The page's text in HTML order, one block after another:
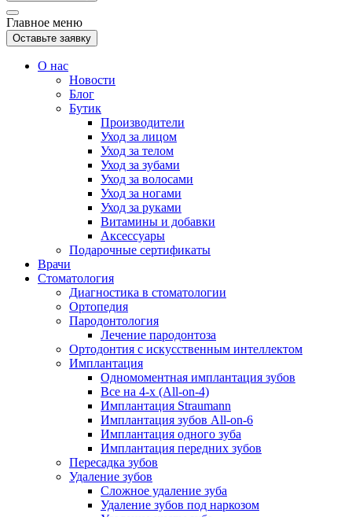
Главное меню
Оставьте заявку
О нас
Новости
Блог
Бутик
Производители
Уход за лицом
Уход за телом
Уход за зубами
Уход за волосами
Уход за ногами
Уход за руками
Витамины и добавки
Аксессуары
Подарочные сертификаты
Врачи
Стоматология
Диагностика в стоматологии
Ортопедия
Пародонтология
Лечение пародонтоза
Ортодонтия с искусственным интеллектом
Имплантация
Одномоментная имплантация зубов
Все на 4-х (All-on-4)
Имплантация Straumann
Имплантация зубов All-on-6
Имплантация одного зуба
Имплантация передних зубов
Пересадка зубов
Удаление зубов
Сложное удаление зуба
Удаление зубов под наркозом